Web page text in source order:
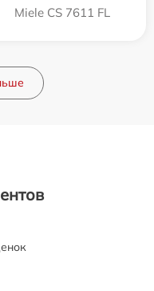
Miele CS 7611 FL